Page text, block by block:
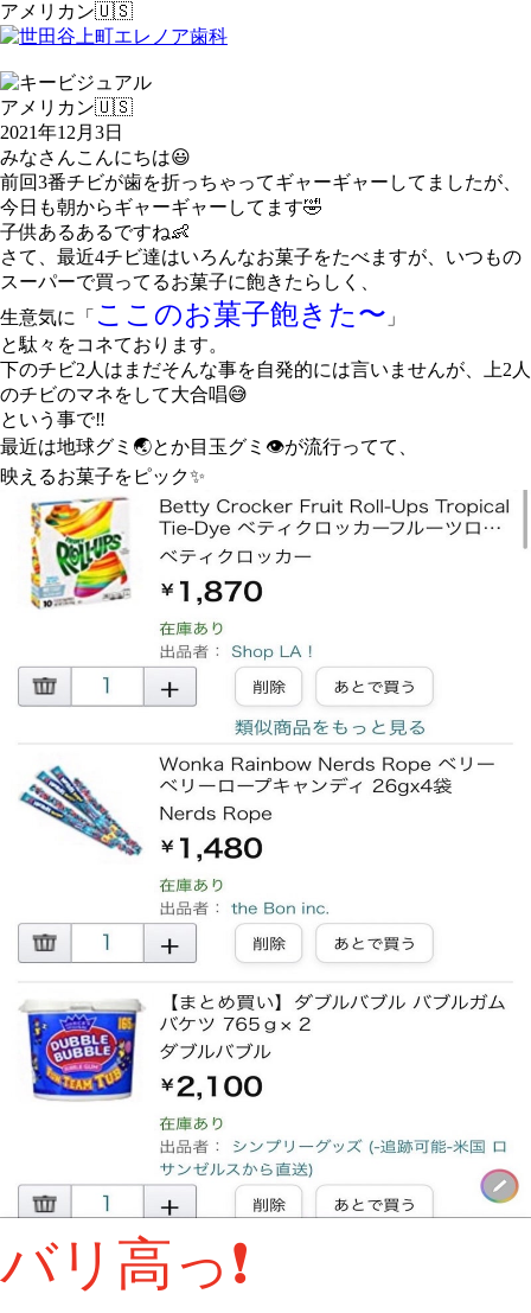
アメリカン🇺🇸
アメリカン🇺🇸
2021年12月3日
みなさんこんにちは😃
前回3番チビが歯を折っちゃってギャーギャーしてましたが、
今日も朝からギャーギャーしてます🤣
子供あるあるですね👶
さて、最近4チビ達はいろんなお菓子をたべますが、いつもの
スーパーで買ってるお菓子に飽きたらしく、
生意気に「 ここのお菓子飽きた〜 」
と駄々をコネております。
下のチビ2人はまだそんな事を自発的には言いませんが、上2人
のチビのマネをして大合唱😅
という事で‼️
最近は地球グミ🌏とか目玉グミ👁が流行ってて、
映えるお菓子をピック✨
バリ高っ❗️